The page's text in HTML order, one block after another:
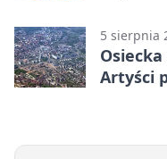
5 sierpnia
Artyści